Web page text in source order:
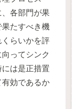
各部門が果
たすべき機
らいかを評
ってシンク
は是正措置
効であるか